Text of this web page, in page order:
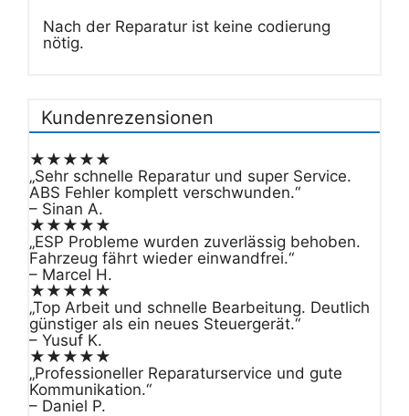
Nach der Reparatur ist keine codierung
nötig.
Kundenrezensionen
★★★★★
„Sehr schnelle Reparatur und super Service.
ABS Fehler komplett verschwunden.“
– Sinan A.
★★★★★
„ESP Probleme wurden zuverlässig behoben.
Fahrzeug fährt wieder einwandfrei.“
– Marcel H.
★★★★★
„Top Arbeit und schnelle Bearbeitung. Deutlich
günstiger als ein neues Steuergerät.“
– Yusuf K.
★★★★★
„Professioneller Reparaturservice und gute
Kommunikation.“
– Daniel P.